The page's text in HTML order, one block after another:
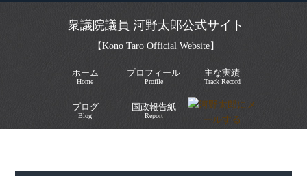
衆議院議員 河野太郎公式サイト
【Kono Taro Official Website】
ホーム
Home
プロフィール
Profile
主な実績
Track Record
ブログ
Blog
国政報告紙
Report